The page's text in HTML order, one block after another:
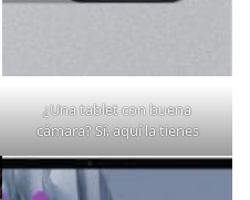
¿Una tablet con buena
cámara? Sí, aquí la tienes